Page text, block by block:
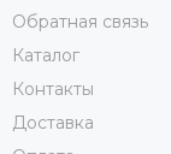
Обратная связь
Каталог
Контакты
Доставка